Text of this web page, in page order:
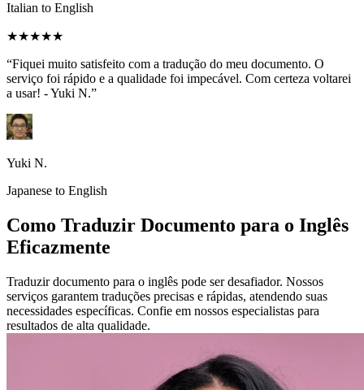
Italian to English
★★★★★
“Fiquei muito satisfeito com a tradução do meu documento. O
serviço foi rápido e a qualidade foi impecável. Com certeza voltarei
a usar! - Yuki N.”
Yuki N.
Japanese to English
Como Traduzir Documento para o Inglês
Eficazmente
Traduzir documento para o inglês pode ser desafiador. Nossos
serviços garantem traduções precisas e rápidas, atendendo suas
necessidades específicas. Confie em nossos especialistas para
resultados de alta qualidade.